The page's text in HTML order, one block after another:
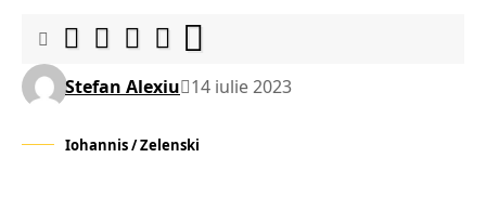
Stefan Alexiu 14 iulie 2023
Iohannis / Zelenski